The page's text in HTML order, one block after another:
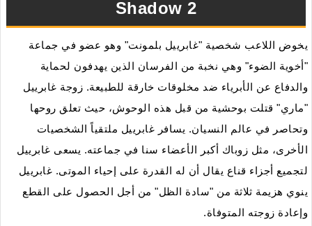
Shadow 2
يخوض اللاعب شخصية "غابرييل بلمونت" وهو عضو في جماعة
"أخوية الضوء" وهي نخبة من الفرسان الذين يهدفون لحماية
والدفاع عن الأبرياء ضد مخلوقات خارقة للطبيعة. زوجة غابرييل
"ماري" قتلت بوحشية من قبل هذه الوحوش، حيث تعلق روحها
وتحاصر في عالم النسيان. يسافر غابرييل ملتقياً الشخصيات
الأخرى، مثل زوباك أكبر الأعضاء سنا في جماعته. يسعى غابرييل
لتجميع أجزاء قناع يقال أن له القدرة على إحياء الموتى. غابرييل
ينوي هزيمة ثلاثة من "سادة الظل" من أجل الحصول على القطع
وإعادة زوجته المتوفاة.